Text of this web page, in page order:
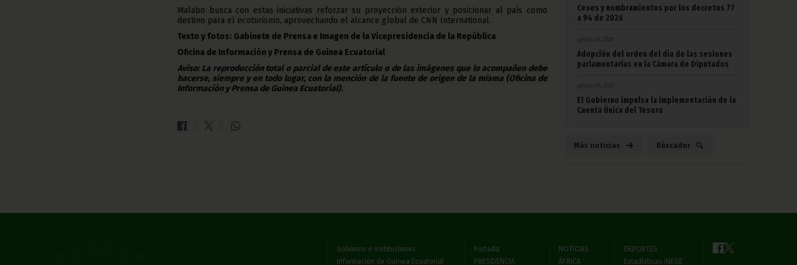
Malabo busca con estas iniciativas reforzar su proyección exterior y posicionar al país como
destino para el ecoturismo, aprovechando el alcance global de CNN International.
Texto y fotos: Gabinete de Prensa e Imagen de la Vicepresidencia de la República
Oficina de Información y Prensa de Guinea Ecuatorial
Aviso: La reproducción total o parcial de este artículo o de las imágenes que lo acompañen debe
hacerse, siempre y en todo lugar, con la mención de la fuente de origen de la misma (Oficina de
Información y Prensa de Guinea Ecuatorial).
Ceses y nombramientos por los decretos 77
a 94 de 2026
agosto 05, 2026
Adopción del orden del día de las sesiones
parlamentarias en la Cámara de Diputados
agosto 05, 2026
El Gobierno impulsa la implementación de la
Cuenta Única del Tesoro
Más noticias Búscador
Gobierno e Instituciones
Información de Guinea Ecuatorial
Portada
PRESIDENCIA
NOTICIAS
ÁFRICA
DEPORTES
Estadísticas INEGE